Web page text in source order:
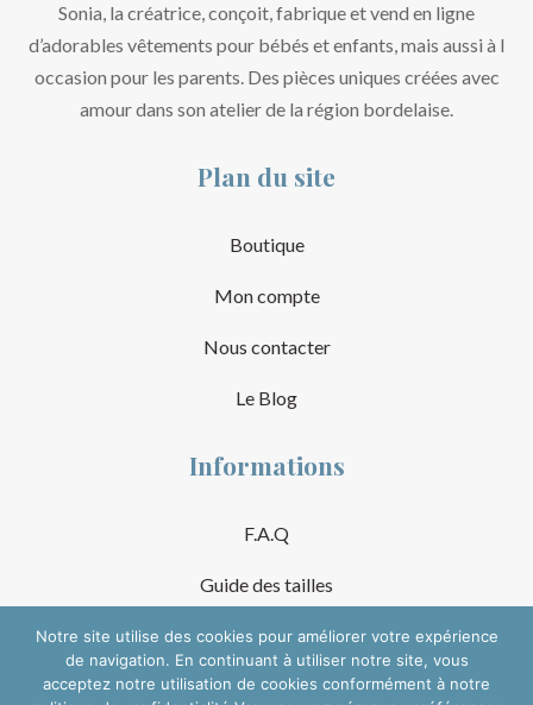
Sonia, la créatrice, conçoit, fabrique et vend en ligne
d’adorables vêtements pour bébés et enfants, mais aussi à l
occasion pour les parents. Des pièces uniques créées avec
amour dans son atelier de la région bordelaise.
Plan du site
Boutique
Mon compte
Nous contacter
Le Blog
Informations
F.A.Q
Guide des tailles
Mentions Légales
Conditions Générales de Vente
Notre site utilise des cookies pour améliorer votre expérience
de navigation. En continuant à utiliser notre site, vous
acceptez notre utilisation de cookies conformément à notre